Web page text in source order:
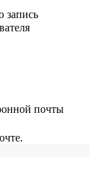
запись
почты